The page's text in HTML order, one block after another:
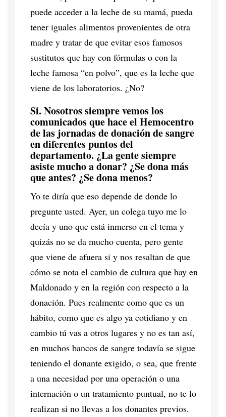
puede acceder a la leche de su mamá, pueda
tener iguales alimentos provenientes de otra
madre y tratar de que evitar esos famosos
sustitutos que hay con fórmulas o con la
leche famosa “en polvo”, que es la leche que
viene de los laboratorios. ¿No?
Si. Nosotros siempre vemos los
comunicados que hace el Hemocentro
de las jornadas de donación de sangre
en diferentes puntos del
departamento. ¿La gente siempre
asiste mucho a donar? ¿Se dona más
que antes? ¿Se dona menos?
Yo te diría que eso depende de donde lo
pregunte usted. Ayer, un colega tuyo me lo
decía y uno que está inmerso en el tema y
quizás no se da mucho cuenta, pero gente
que viene de afuera si y nos resaltan de que
cómo se nota el cambio de cultura que hay en
Maldonado y en la región con respecto a la
donación. Pues realmente como que es un
hábito, como que es algo ya cotidiano y en
cambio tú vas a otros lugares y no es tan así,
en muchos bancos de sangre todavía se sigue
teniendo el donante exigido, o sea, que frente
a una necesidad por una operación o una
internación o un tratamiento puntual, no te lo
realizan si no llevas a los donantes previos.